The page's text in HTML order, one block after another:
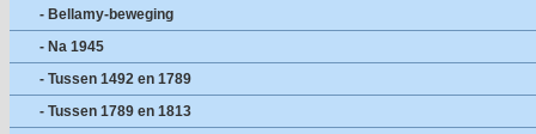
- Bellamy-beweging
- Na 1945
- Tussen 1492 en 1789
- Tussen 1789 en 1813